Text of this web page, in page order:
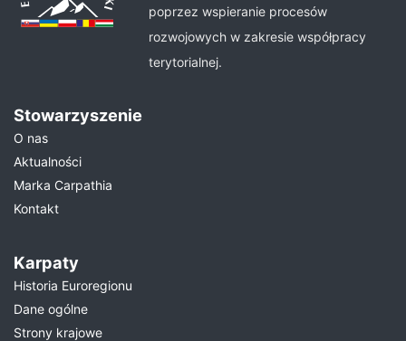
poprzez wspieranie procesów
rozwojowych w zakresie współpracy
terytorialnej.
Stowarzyszenie
O nas
Aktualności
Marka Carpathia
Kontakt
Karpaty
Historia Euroregionu
Dane ogólne
Strony krajowe